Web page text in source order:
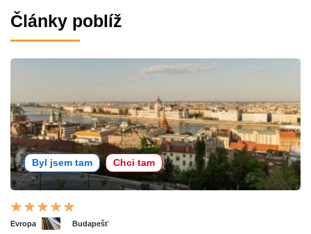
Články poblíž
Byl jsem tam Chci tam
Evropa Budapešť